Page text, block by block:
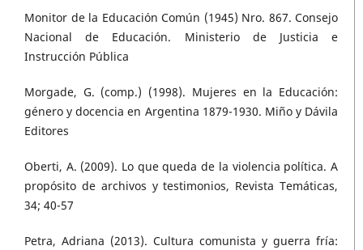
Monitor de la Educación Común (1945) Nro. 867. Consejo
Nacional de Educación. Ministerio de Justicia e
Instrucción Pública
Morgade, G. (comp.) (1998). Mujeres en la Educación:
género y docencia en Argentina 1879-1930. Miño y Dávila
Editores
Oberti, A. (2009). Lo que queda de la violencia política. A
propósito de archivos y testimonios, Revista Temáticas,
34; 40-57
Petra, Adriana (2013). Cultura comunista y guerra fría: